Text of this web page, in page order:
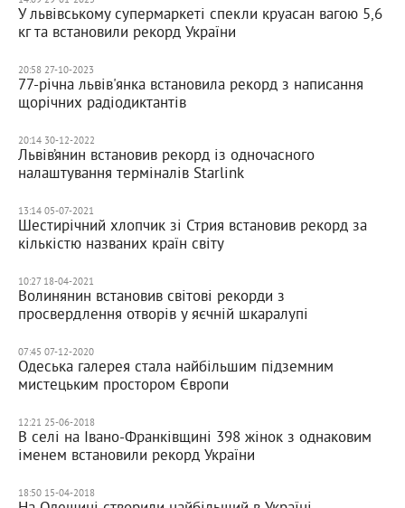
У львівському супермаркеті спекли круасан вагою 5,6
кг та встановили рекорд України
20:58 27-10-2023
77-річна львів'янка встановила рекорд з написання
щорічних радіодиктантів
20:14 30-12-2022
Львів’янин встановив рекорд із одночасного
налаштування терміналів Starlink
13:14 05-07-2021
Шестирічний хлопчик зі Стрия встановив рекорд за
кількістю названих країн світу
10:27 18-04-2021
Волинянин встановив світові рекорди з
просвердлення отворів у яєчній шкаралупі
07:45 07-12-2020
Одеська галерея стала найбільшим підземним
мистецьким простором Європи
12:21 25-06-2018
В селі на Івано-Франківщині 398 жінок з однаковим
іменем встановили рекорд України
18:50 15-04-2018